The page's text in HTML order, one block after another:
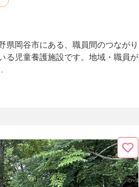
県岡谷市にある、職員間のつながり
る児童養護施設です。地域・職員が